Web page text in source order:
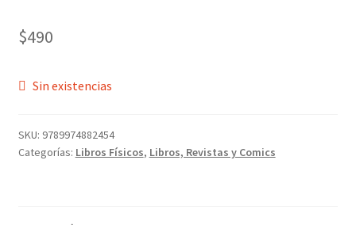
novedades
$490
Sin existencias
SKU: 9789974882454
Categorías: Libros Físicos, Libros, Revistas y Comics